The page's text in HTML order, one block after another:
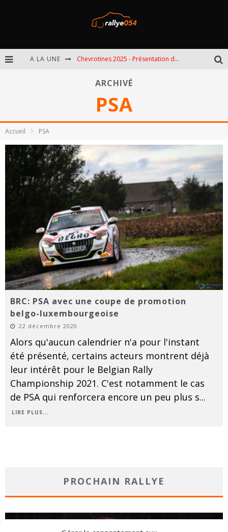
A LA UNE Chevrotines 2025 - Présentation de l'épreuve
Spa 2025 - Présentation de l'épreuve
ARCHIVÉ
PSA
Accueil PSA
BRC: PSA avec une coupe de promotion
belgo-luxembourgeoise
22 décembre 2020
Alors qu'aucun calendrier n'a pour l'instant
été présenté, certains acteurs montrent déjà
leur intérêt pour le Belgian Rally
Championship 2021. C'est notamment le cas
de PSA qui renforcera encore un peu plus s...
LIRE PLUS...
PROCHAIN RALLYE